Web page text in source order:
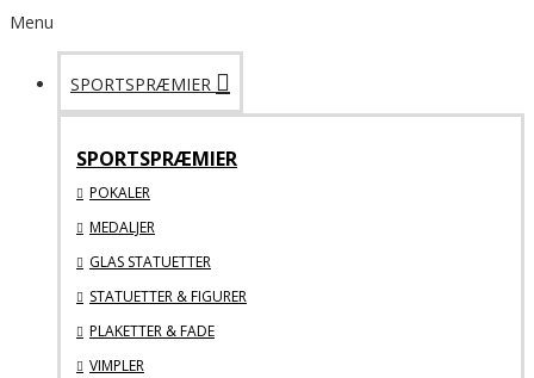
Menu
SPORTSPRÆMIER
SPORTSPRÆMIER
POKALER
MEDALJER
GLAS STATUETTER
STATUETTER & FIGURER
PLAKETTER & FADE
VIMPLER